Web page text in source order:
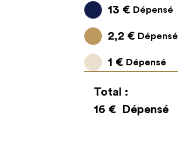
Total :
16 €
Dépensé
13 € Dépensé
2,2 € Dépensé
1 € Dépensé